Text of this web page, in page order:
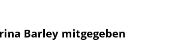
Barley mitgegeben